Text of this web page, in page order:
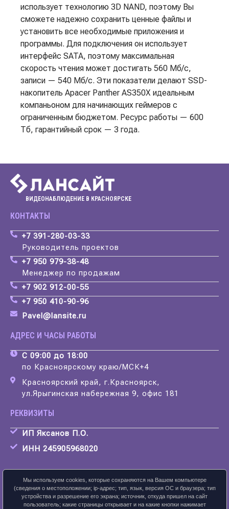
использует технологию 3D NAND, поэтому Вы
сможете надежно сохранить ценные файлы и
установить все необходимые приложения и
программы. Для подключения он использует
интерфейс SATA, поэтому максимальная
скорость чтения может достигать 560 Мб/с,
записи — 540 Мб/с. Эти показатели делают SSD-
накопитель Apacer Panther AS350X идеальным
компаньоном для начинающих геймеров с
ограниченным бюджетом. Ресурс работы — 600
Тб, гарантийный срок — 3 года.
ВИДЕОНАБЛЮДЕНИЕ В КРАСНОЯРСКЕ
КОНТАКТЫ
+7 391-280-03-33
Руководитель проектов
+7 950 979-38-48
Менеджер по продажам
+7 902 912-00-55
+7 950 410-90-96
Pavel@lansite.ru
АДРЕС И ЧАСЫ РАБОТЫ
С 09:00 до 18:00
по Красноярскому краю/МСК+4
Красноярский край, г.Красноярск,
ул.Ярыгинская набережная 9, офис 181
РЕКВИЗИТЫ
ИП Яксанов П.О.
ИНН 245905968020
Скачать карточку предприятия
Мы используем cookies, которые сохраняются на Вашем компьютере
(сведения о местоположении; ip-адрес; тип, язык, версия ОС и браузера; тип
устройства и разрешение его экрана; источник, откуда пришел на сайт
пользователь; какие страницы открывает и на какие кнопки нажимает